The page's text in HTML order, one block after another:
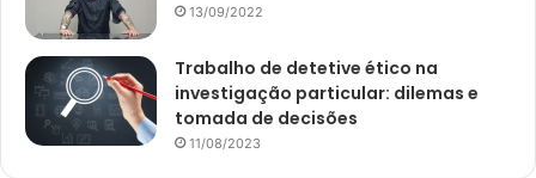
13/09/2022
Trabalho de detetive ético na
investigação particular: dilemas e
tomada de decisões
11/08/2023